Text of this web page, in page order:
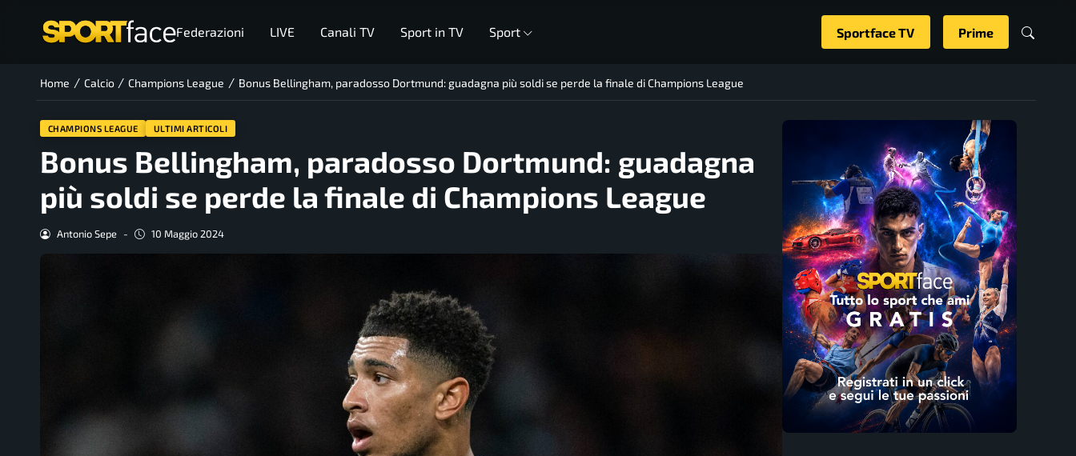
Federazioni LIVE Canali TV Sport in TV Sport Sportface TV Prime
Home / Calcio / Champions League / Bonus Bellingham, paradosso Dortmund: guadagna più soldi se perde la finale di Champions League
CHAMPIONS LEAGUE ULTIMI ARTICOLI
Bonus Bellingham, paradosso Dortmund: guadagna
più soldi se perde la finale di Champions League
Antonio Sepe - 10 Maggio 2024